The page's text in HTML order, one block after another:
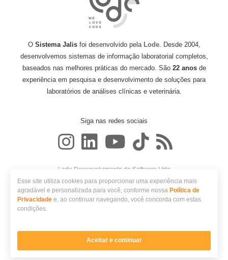
Sistema?
O Sistema Jalisfoi desenvolvido pela Lode. Desde 2004,
desenvolvemos sistemas de informação laboratorial completos,
baseados nas melhores práticas do mercado. São 22 anosde
experiência em pesquisa e desenvolvimento de soluções para
laboratórios de análises clínicas e veterinária.
Siga nas redes sociais
Lode Desenvolvimento de Software Ltda
CNPJ: 06.986.648/0001-65
Avenida Nóbrega, 548
CEP 87014-180 - Maringá, PR
Esse site utiliza cookies para proporcionar uma experiência mais
agradável e personalizada para você, conforme nossaPolítica de
Privacidade e, ao continuar navegando, você concorda com estas
condições.
Aceitar e continuar